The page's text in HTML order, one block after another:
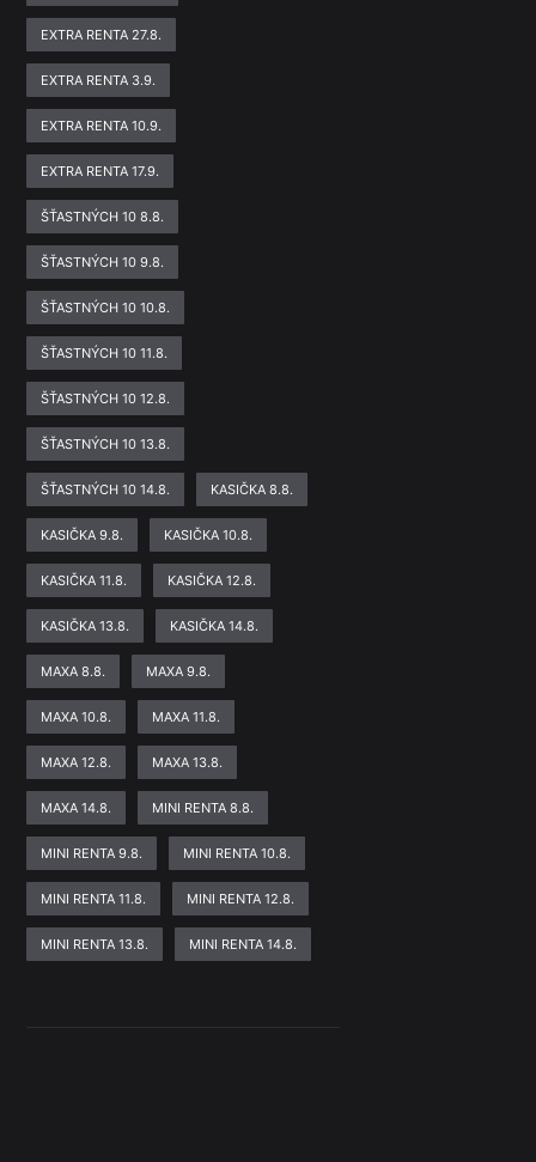
EXTRA RENTA 27.8.
EXTRA RENTA 3.9.
EXTRA RENTA 10.9.
EXTRA RENTA 17.9.
ŠŤASTNÝCH 10 8.8.
ŠŤASTNÝCH 10 9.8.
ŠŤASTNÝCH 10 10.8.
ŠŤASTNÝCH 10 11.8.
ŠŤASTNÝCH 10 12.8.
ŠŤASTNÝCH 10 13.8.
ŠŤASTNÝCH 10 14.8. KASIČKA 8.8.
KASIČKA 9.8. KASIČKA 10.8.
KASIČKA 11.8. KASIČKA 12.8.
KASIČKA 13.8. KASIČKA 14.8.
MAXA 8.8. MAXA 9.8.
MAXA 10.8. MAXA 11.8.
MAXA 12.8. MAXA 13.8.
MAXA 14.8. MINI RENTA 8.8.
MINI RENTA 9.8. MINI RENTA 10.8.
MINI RENTA 11.8. MINI RENTA 12.8.
MINI RENTA 13.8. MINI RENTA 14.8.